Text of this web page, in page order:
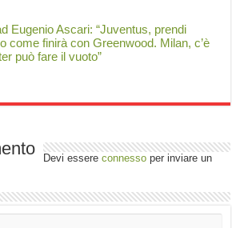
Eugenio Ascari: “Juventus, prendi
come finirà con Greenwood. Milan, c’è
può fare il vuoto”
Devi essereconnesso per inviare un